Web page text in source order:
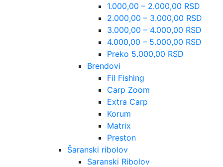
1.000,00 – 2.000,00 RSD
2.000,00 – 3.000,00 RSD
3.000,00 – 4.000,00 RSD
4.000,00 – 5.000,00 RSD
Preko 5.000,00 RSD
Brendovi
Fil Fishing
Carp Zoom
Extra Carp
Korum
Matrix
Preston
Šaranski ribolov
Saranski Ribolov